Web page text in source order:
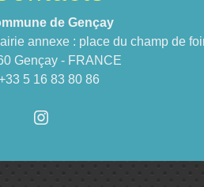
de Gençay
annexe : place du champ de
Gençay - FRANCE
5 16 83 80 86